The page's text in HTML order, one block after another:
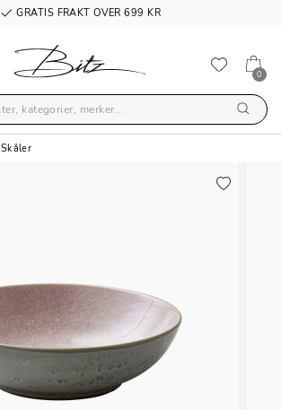
GRATIS FRAKT OVER 699 KR
0
Skåler